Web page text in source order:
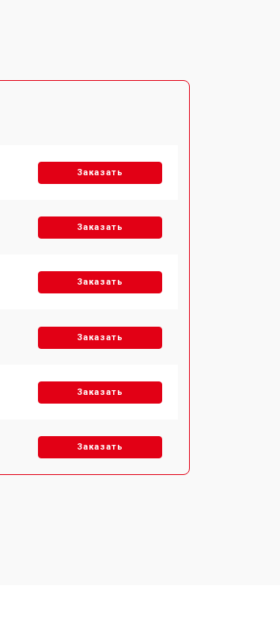
Заказать
Заказать
Заказать
Заказать
Заказать
Заказать